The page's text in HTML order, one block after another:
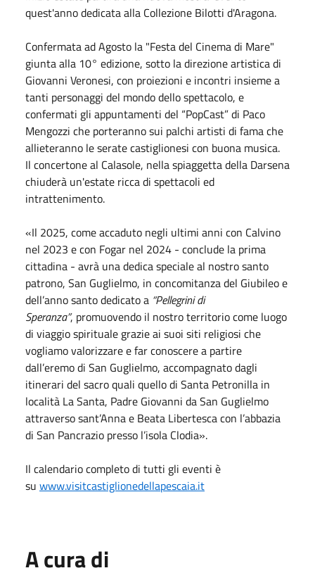
quest'anno dedicata alla Collezione Bilotti d'Aragona.
Confermata adAgosto la "Festa del Cinema di Mare"
giunta alla 10° edizione, sotto la direzione artistica di
Giovanni Veronesi, con proiezioni e incontri insieme a
tanti personaggi del mondo dello spettacolo, e
confermati gli appuntamenti del “PopCast” di Paco
Mengozzi che porteranno sui palchi artisti di fama che
allieteranno le serate castiglionesi con buona musica.
Il concertone al Calasole, nella spiaggetta della Darsena
chiuderà un'estate ricca di spettacoli ed
intrattenimento.
«Il 2025, come accaduto negli ultimi anni con Calvino
nel 2023 e con Fogar nel 2024 - conclude la prima
cittadina - avrà una dedica speciale al nostro santo
patrono, San Guglielmo, in concomitanza del Giubileo e
dell’anno santo dedicato a “Pellegrini di
Speranza”, promuovendo il nostro territorio come luogo
di viaggio spirituale grazie ai suoi siti religiosi che
vogliamo valorizzare e far conoscere a partire
dall’eremo di San Guglielmo, accompagnato dagli
itinerari del sacro quali quello di Santa Petronilla in
località La Santa, Padre Giovanni da San Guglielmo
attraverso sant’Anna e Beata Libertesca con l’abbazia
di San Pancrazio presso l’isola Clodia».
Il calendario completo di tutti gli eventi è
su www.visitcastiglionedellapescaia.it
A cura di